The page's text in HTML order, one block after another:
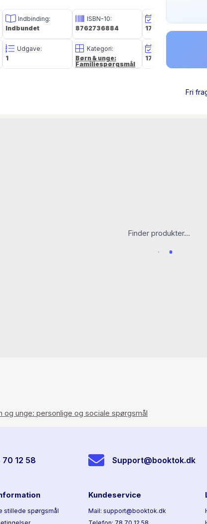
Indbinding:
Indbundet
Udgave:
1
ISBN-10:
8762736884
Kategori:
Børn & unge:
Familiespørgsmål
17 aug 2021
17 aug 2021
Fri
Finder produkter...
og unge: personlige og sociale spørgsmål
70 12 58 Support@booktok.dk
stillede spørgsmål
Kundeservice
Mail: support@booktok.dk